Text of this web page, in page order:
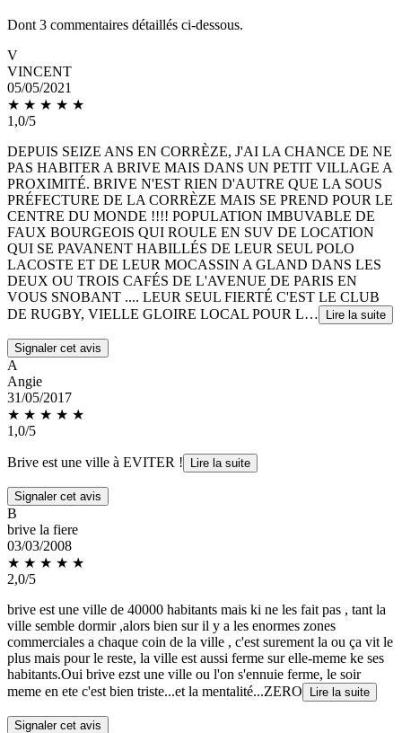
Dont 3 commentaires détaillés ci-dessous.
V
VINCENT
05/05/2021
★ ★ ★ ★ ★
1,0/5
DEPUIS SEIZE ANS EN CORRÈZE, J'AI LA CHANCE DE NE
PAS HABITER A BRIVE MAIS DANS UN PETIT VILLAGE A
PROXIMITÉ. BRIVE N'EST RIEN D'AUTRE QUE LA SOUS
PRÉFECTURE DE LA CORRÈZE MAIS SE PREND POUR LE
CENTRE DU MONDE !!!! POPULATION IMBUVABLE DE
FAUX BOURGEOIS QUI ROULE EN SUV DE LOCATION
QUI SE PAVANENT HABILLÉS DE LEUR SEUL POLO
LACOSTE ET DE LEUR MOCASSIN A GLAND DANS LES
DEUX OU TROIS CAFÉS DE L'AVENUE DE PARIS EN
VOUS SNOBANT .... LEUR SEUL FIERTÉ C'EST LE CLUB
DE RUGBY, VIELLE GLOIRE LOCAL POUR L…
Lire la suite
Signaler cet avis
A
Angie
31/05/2017
★ ★ ★ ★ ★
1,0/5
Brive est une ville à EVITER ! Lire la suite
Signaler cet avis
B
brive la fiere
03/03/2008
★ ★ ★ ★ ★
2,0/5
brive est une ville de 40000 habitants mais ki ne les fait pas , tant la
ville semble dormir ,alors bien sur il y a les enormes zones
commerciales a chaque coin de la ville , c'est surement la ou ça vit le
plus mais pour le reste, la ville est aussi ferme sur elle-meme ke ses
habitants.Oui brive ezst une ville ou l'on s'ennuie ferme, le soir
meme en ete c'est bien triste...et la mentalité...ZERO
Lire la suite
Signaler cet avis